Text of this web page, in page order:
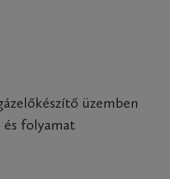
üzemben
folyamat